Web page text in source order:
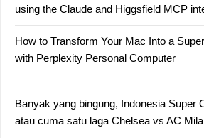
using the Claude and Higgsfield MCP
How to Transform Your Mac Into a
with Perplexity Personal Computer
Banyak yang bingung, Indonesia Super
atau cuma satu laga Chelsea vs AC